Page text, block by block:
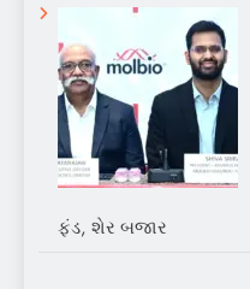
ફંડ, શેર બજાર